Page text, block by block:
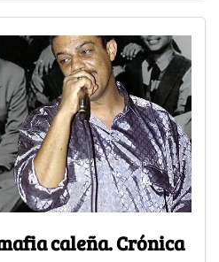
caleña. Crónica